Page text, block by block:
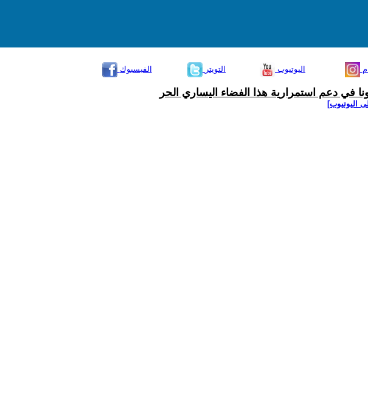
الفيسبوك
التويتر اليوتيوب
في دعم استمرارية هذا الفضاء اليساري الحر
اليوتيوب]